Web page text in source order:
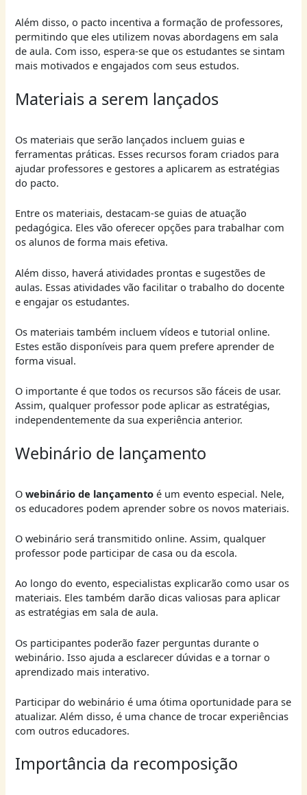
Além disso, o pacto incentiva a formação de professores,
permitindo que eles utilizem novas abordagens em sala
de aula. Com isso, espera-se que os estudantes se sintam
mais motivados e engajados com seus estudos.
Materiais a serem lançados
Os materiais que serão lançados incluem guias e
ferramentas práticas. Esses recursos foram criados para
ajudar professores e gestores a aplicarem as estratégias
do pacto.
Entre os materiais, destacam-se guias de atuação
pedagógica. Eles vão oferecer opções para trabalhar com
os alunos de forma mais efetiva.
Além disso, haverá atividades prontas e sugestões de
aulas. Essas atividades vão facilitar o trabalho do docente
e engajar os estudantes.
Os materiais também incluem vídeos e tutorial online.
Estes estão disponíveis para quem prefere aprender de
forma visual.
O importante é que todos os recursos são fáceis de usar.
Assim, qualquer professor pode aplicar as estratégias,
independentemente da sua experiência anterior.
Webinário de lançamento
Owebinário de lançamento é um evento especial. Nele,
os educadores podem aprender sobre os novos materiais.
O webinário será transmitido online. Assim, qualquer
professor pode participar de casa ou da escola.
Ao longo do evento, especialistas explicarão como usar os
materiais. Eles também darão dicas valiosas para aplicar
as estratégias em sala de aula.
Os participantes poderão fazer perguntas durante o
webinário. Isso ajuda a esclarecer dúvidas e a tornar o
aprendizado mais interativo.
Participar do webinário é uma ótima oportunidade para se
atualizar. Além disso, é uma chance de trocar experiências
com outros educadores.
Importância da recomposição